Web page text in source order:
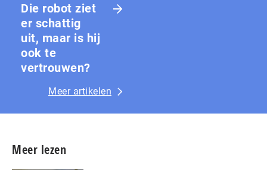
Die robot ziet
er schattig
uit, maar is hij
ook te
vertrouwen?
Meer artikelen
Meer lezen